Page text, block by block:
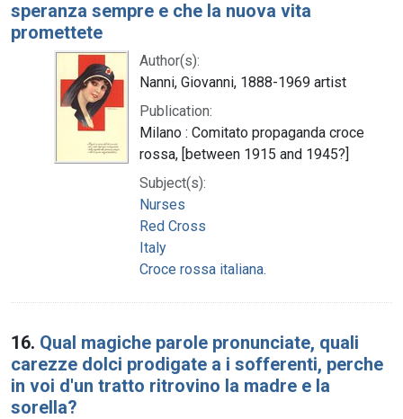
speranza sempre e che la nuova vita
promettete
Author(s):
Nanni, Giovanni, 1888-1969 artist
Publication:
Milano : Comitato propaganda croce
rossa, [between 1915 and 1945?]
Subject(s):
Nurses
Red Cross
Italy
Croce rossa italiana.
16. Qual magiche parole pronunciate, quali
carezze dolci prodigate a i sofferenti, perche
in voi d'un tratto ritrovino la madre e la
sorella?